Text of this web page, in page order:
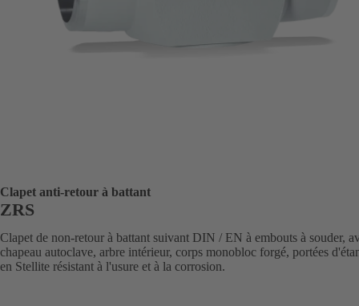
Clapet anti-retour à battant
ZRS
Clapet de non-retour à battant suivant DIN / EN à embouts à souder,
chapeau autoclave, arbre intérieur, corps monobloc forgé, portées
en Stellite résistant à l'usure et à la corrosion.